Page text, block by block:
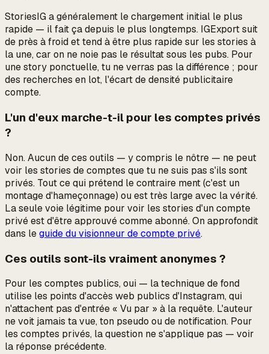
StoriesIG a généralement le chargement initial le plus
rapide — il fait ça depuis le plus longtemps. IGExport suit
de près à froid et tend à être plus rapide sur les stories à
la une, car on ne noie pas le résultat sous les pubs. Pour
une story ponctuelle, tu ne verras pas la différence ; pour
des recherches en lot, l'écart de densité publicitaire
compte.
L'un d'eux marche-t-il pour les comptes privés
?
Non. Aucun de ces outils — y compris le nôtre — ne peut
voir les stories de comptes que tu ne suis pas s'ils sont
privés. Tout ce qui prétend le contraire ment (c'est un
montage d'hameçonnage) ou est très large avec la vérité.
La seule voie légitime pour voir les stories d'un compte
privé est d'être approuvé comme abonné. On approfondit
dans leguide du visionneur de compte privé.
Ces outils sont-ils vraiment anonymes ?
Pour les comptes publics, oui — la technique de fond
utilise les points d'accès web publics d'Instagram, qui
n'attachent pas d'entrée « Vu par » à la requête. L'auteur
ne voit jamais ta vue, ton pseudo ou de notification. Pour
les comptes privés, la question ne s'applique pas — voir
la réponse précédente.